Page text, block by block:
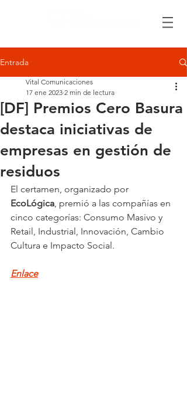
Entrada
[DF] Premios Cero Basura
destaca iniciativas de
empresas en gestión de
residuos
Vital Comunicaciones
17 ene 2023 2 min de lectura
El certamen, organizado por
EcoLógica, premió a las compañías en
cinco categorías: Consumo Masivo y
Retail, Industrial, Innovación, Cambio
Cultura e Impacto Social.
Enlace